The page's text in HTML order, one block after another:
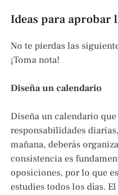
Ideas para aprobar
No te pierdas las
¡Toma nota!
Diseña un calendario
Diseña un calendario que
responsabilidades
mañana, deberás
consistencia es
oposiciones, por lo que
estudies todos los días.